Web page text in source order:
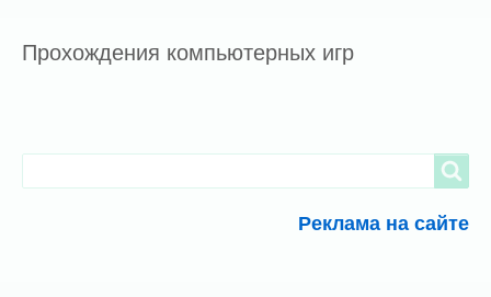
Прохождения компьютерных игр
Реклама на сайте